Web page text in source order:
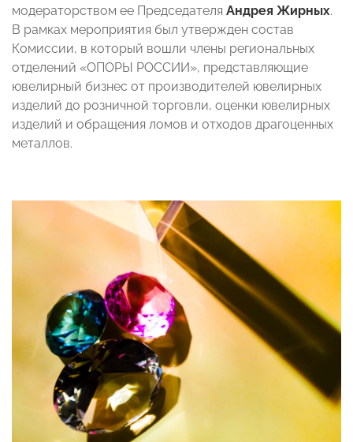
модераторством ее Председателя Андрея Жирных.
В рамках мероприятия был утвержден состав
Комиссии, в который вошли члены региональных
отделений «ОПОРЫ РОССИИ», представляющие
ювелирный бизнес от производителей ювелирных
изделий до розничной торговли, оценки ювелирных
изделий и обращения ломов и отходов драгоценных
металлов.